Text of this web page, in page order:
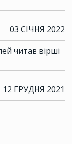
03 СІЧНЯ 2022
читав вірші
12 ГРУДНЯ 2021